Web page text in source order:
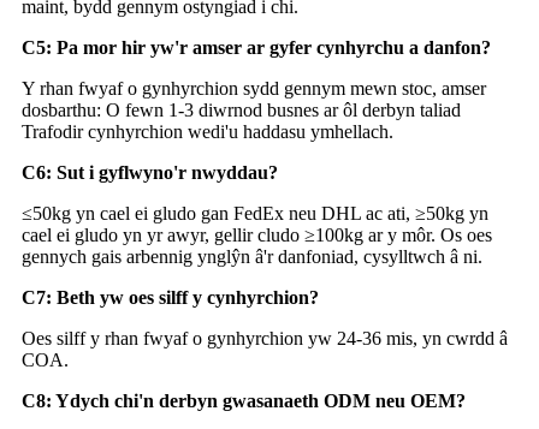
maint, bydd gennym ostyngiad i chi.
C5: Pa mor hir yw'r amser ar gyfer cynhyrchu a danfon?
Y rhan fwyaf o gynhyrchion sydd gennym mewn stoc, amser
dosbarthu: O fewn 1-3 diwrnod busnes ar ôl derbyn taliad
Trafodir cynhyrchion wedi'u haddasu ymhellach.
C6: Sut i gyflwyno'r nwyddau?
≤50kg yn cael ei gludo gan FedEx neu DHL ac ati, ≥50kg yn
cael ei gludo yn yr awyr, gellir cludo ≥100kg ar y môr. Os oes
gennych gais arbennig ynglŷn â'r danfoniad, cysylltwch â ni.
C7: Beth yw oes silff y cynhyrchion?
Oes silff y rhan fwyaf o gynhyrchion yw 24-36 mis, yn cwrdd â
COA.
C8: Ydych chi'n derbyn gwasanaeth ODM neu OEM?